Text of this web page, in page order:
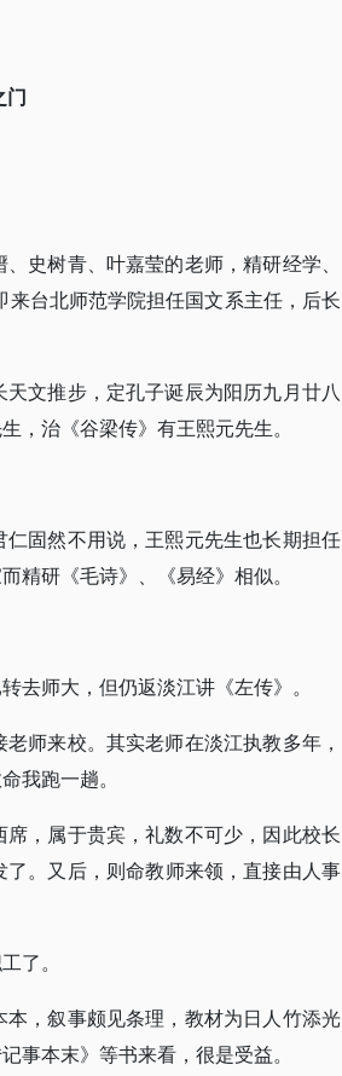
门
史树青、叶嘉莹的老师，精研经学、
台北师范学院担任国文系主任，后长
文推步，定孔子诞辰为阳历九月廿八
，治《谷梁传》有王熙元先生。
固然不用说，王熙元先生也长期担任
精研《毛诗》、《易经》相似。
去师大，但仍返淡江讲《左传》。
师来校。其实老师在淡江执教多年，
我跑一趟。
，属于贵宾，礼数不可少，因此校长
。又后，则命教师来领，直接由人事
了。
，叙事颇见条理，教材为日人竹添光
事本末》等书来看，很是受益。